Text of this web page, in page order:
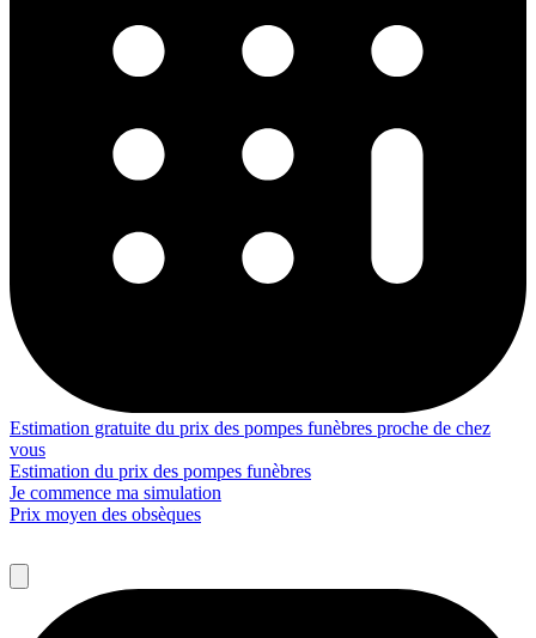
Estimation gratuite du prix des pompes funèbres proche de chez
vous
Estimation du prix des pompes funèbres
Je commence ma simulation
Prix moyen des obsèques